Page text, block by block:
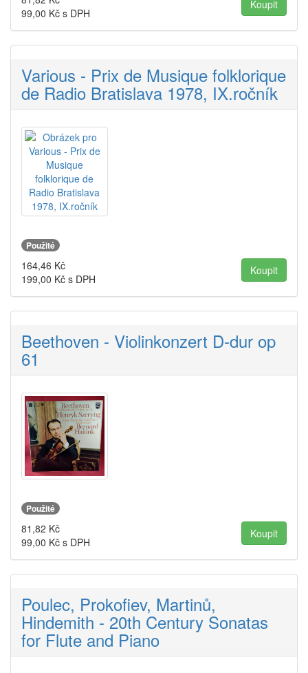
99,00 Kč s DPH
Various - Prix de Musique folklorique
de Radio Bratislava 1978, IX.ročník
Použité
164,46 Kč
199,00 Kč s DPH
Beethoven - Violinkonzert D-dur op
61
Použité
81,82 Kč
99,00 Kč s DPH
Poulec, Prokofiev, Martinů,
Hindemith - 20th Century Sonatas
for Flute and Piano